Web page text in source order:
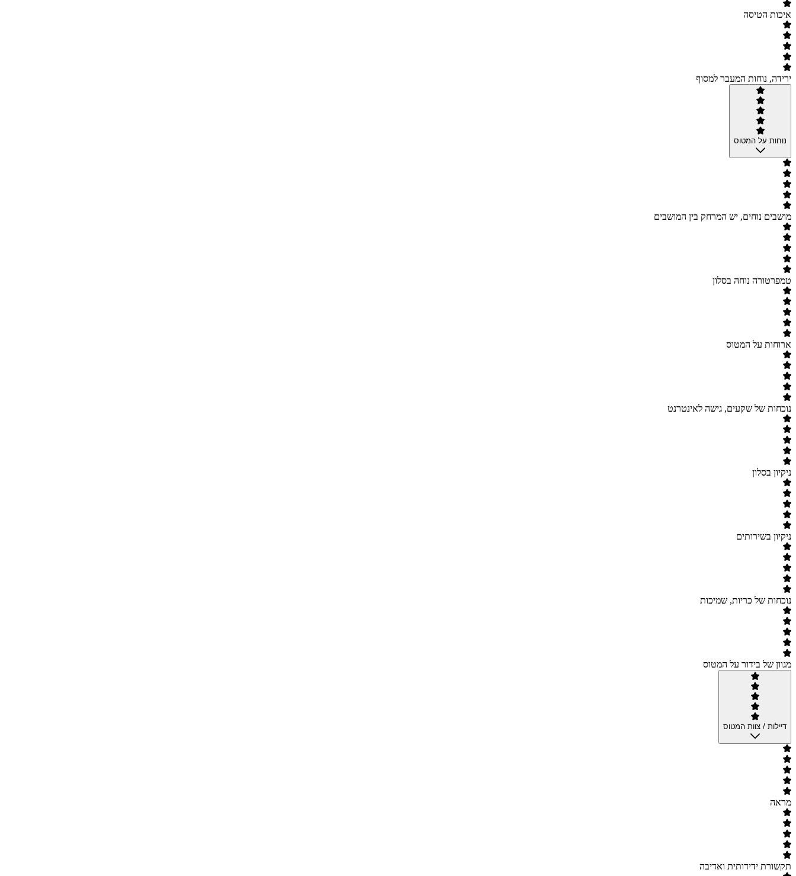
איכות הטיסה
ירידה, נוחות המעבר למסוף
נוחות על המטוס
מושבים נוחים, יש המרחק בין המושבים
טמפרטורה נוחה בסלון
ארוחות על המטוס
נוכחות של שקעים, גישה לאינטרנט
ניקיון בסלון
ניקיון בשירותים
נוכחות של כריות, שמיכות
מגוון של בידור על המטוס
דיילות / צוות המטוס
מראה
תקשורת ידידותית ואדיבה